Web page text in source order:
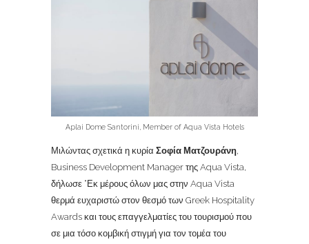
Aplai Dome Santorini, Member of Aqua Vista Hotels
Μιλώντας σχετικά η κυρία Σοφία Ματζουράνη,
Business Development Manager της Aqua Vista,
δήλωσε “Εκ μέρους όλων μας στην Aqua Vista
θερμά ευχαριστώ στον θεσμό των Greek Hospitality
Awards και τους επαγγελματίες του τουρισμού που
σε μια τόσο κομβική στιγμή για τον τομέα του